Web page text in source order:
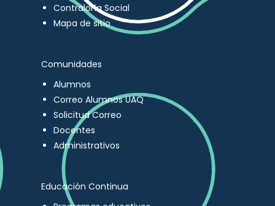
Contraloría Social
Mapa de sitio
Comunidades
Alumnos
Correo Alumnos UAQ
Solicitud Correo
Docentes
Administrativos
Educación Continua